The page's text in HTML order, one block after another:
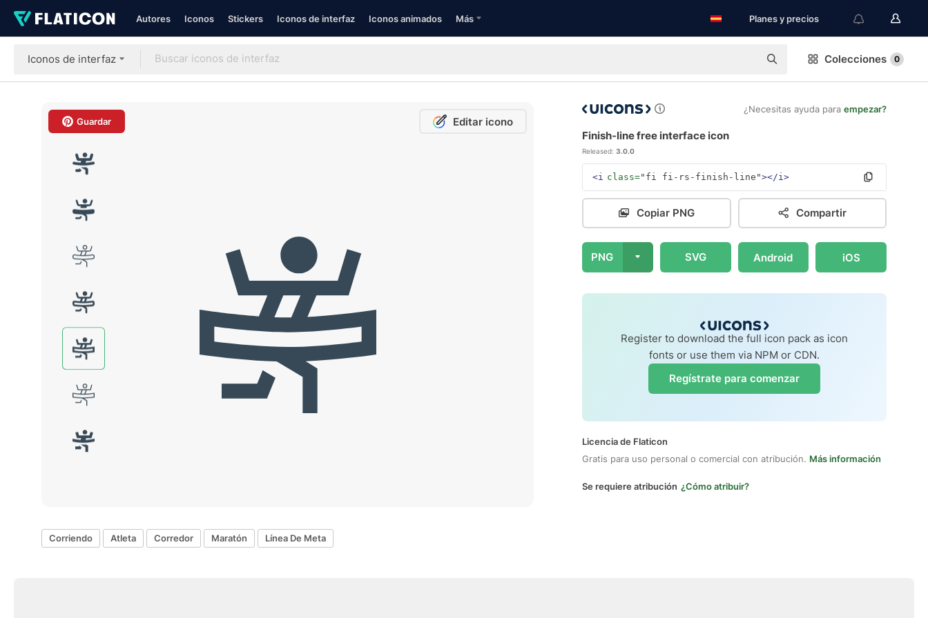
Autores Iconos Stickers Iconos de interfaz Iconos animados Más Planes y precios
Iconos de interfaz Colecciones 0
Guardar Editar icono
¿Necesitas ayuda para empezar?
Finish-line free interface icon
Released: 3.0.0
<i class="fi fi-rs-finish-line"></i>
Copiar PNG Compartir
PNG SVG Android iOS
Register to download the full icon pack as icon
fonts or use them via NPM or CDN.
Regístrate para comenzar
Licencia de Flaticon
Gratis para uso personal o comercial con atribución. Más información
Se requiere atribución ¿Cómo atribuir?
Corriendo Atleta Corredor Maratón Línea De Meta